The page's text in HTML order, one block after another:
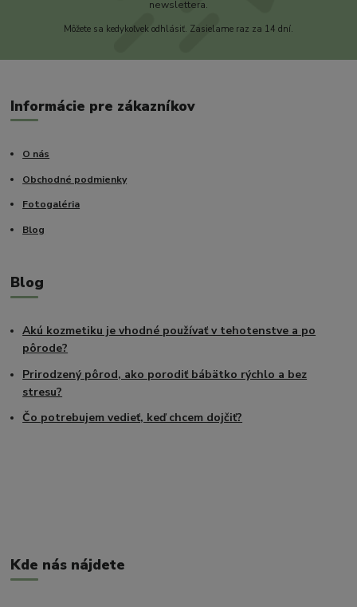
newslettera.
Môžete sa kedykoľvek odhlásiť. Zasielame raz za 14 dní.
Informácie pre zákazníkov
O nás
Obchodné podmienky
Fotogaléria
Blog
Blog
Akú kozmetiku je vhodné používať v tehotenstve a po
pôrode?
Prirodzený pôrod, ako porodiť bábätko rýchlo a bez
stresu?
Čo potrebujem vedieť, keď chcem dojčiť?
Kde nás nájdete